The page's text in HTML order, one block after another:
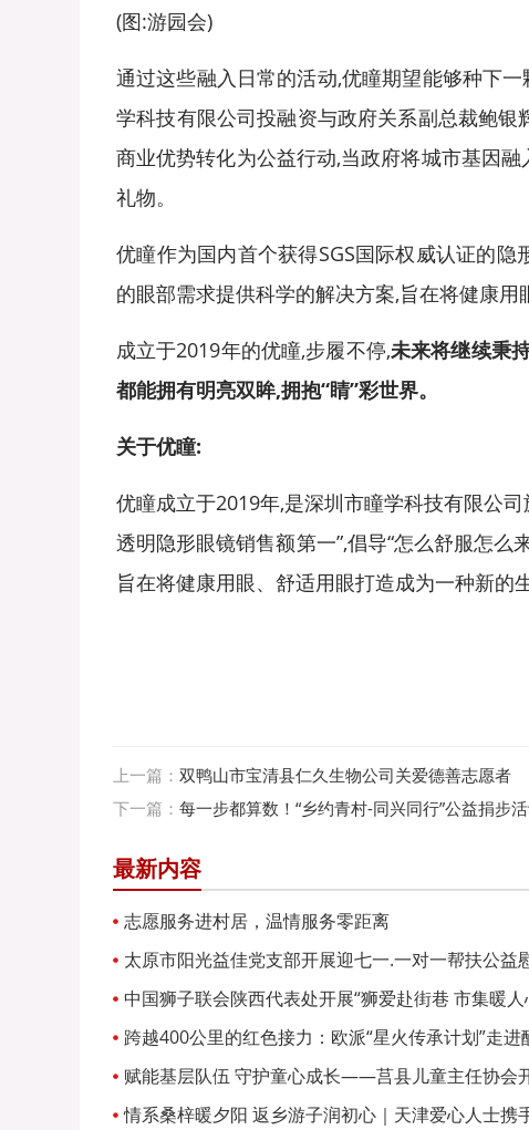
(图:游园会)
通过这些融入日常的活动,优瞳期望能够种下
学科技有限公司投融资与政府关系副总裁鲍
商业优势转化为公益行动,当政府将城市基因
礼物。
优瞳作为国内首个获得SGS国际权威认证的隐
的眼部需求提供科学的解决方案,旨在将健康
成立于2019年的优瞳,步履不停,未来将继续秉
都能拥有明亮双眸,拥抱“睛”彩世界。
关于优瞳:
优瞳成立于2019年,是深圳市瞳学科技有限公
透明隐形眼镜销售额第一”,倡导“怎么舒服怎么
旨在将健康用眼、舒适用眼打造成为一种新的
上一篇： 双鸭山市宝清县仁久生物公司关爱德善志愿者
下一篇： 每一步都算数！“乡约青村-同兴同行”公益捐步
最新内容
志愿服务进村居，温情服务零距离
太原市阳光益佳党支部开展迎七一.一对一帮扶公益
中国狮子联会陕西代表处开展“狮爱赴街巷 市集暖人
跨越400公里的红色接力：欧派“星火传承计划”走
爱心饭卡
赋能基层队伍 守护童心成长——莒县儿童主任协会
专项培训
情系桑梓暖夕阳 返乡游子润初心｜天津爱心人士携